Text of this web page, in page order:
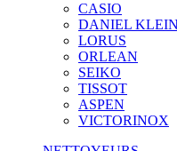
CASIO
DANIEL KLEIN
LORUS
ORLEAN
SEIKO
TISSOT
ASPEN
VICTORINOX